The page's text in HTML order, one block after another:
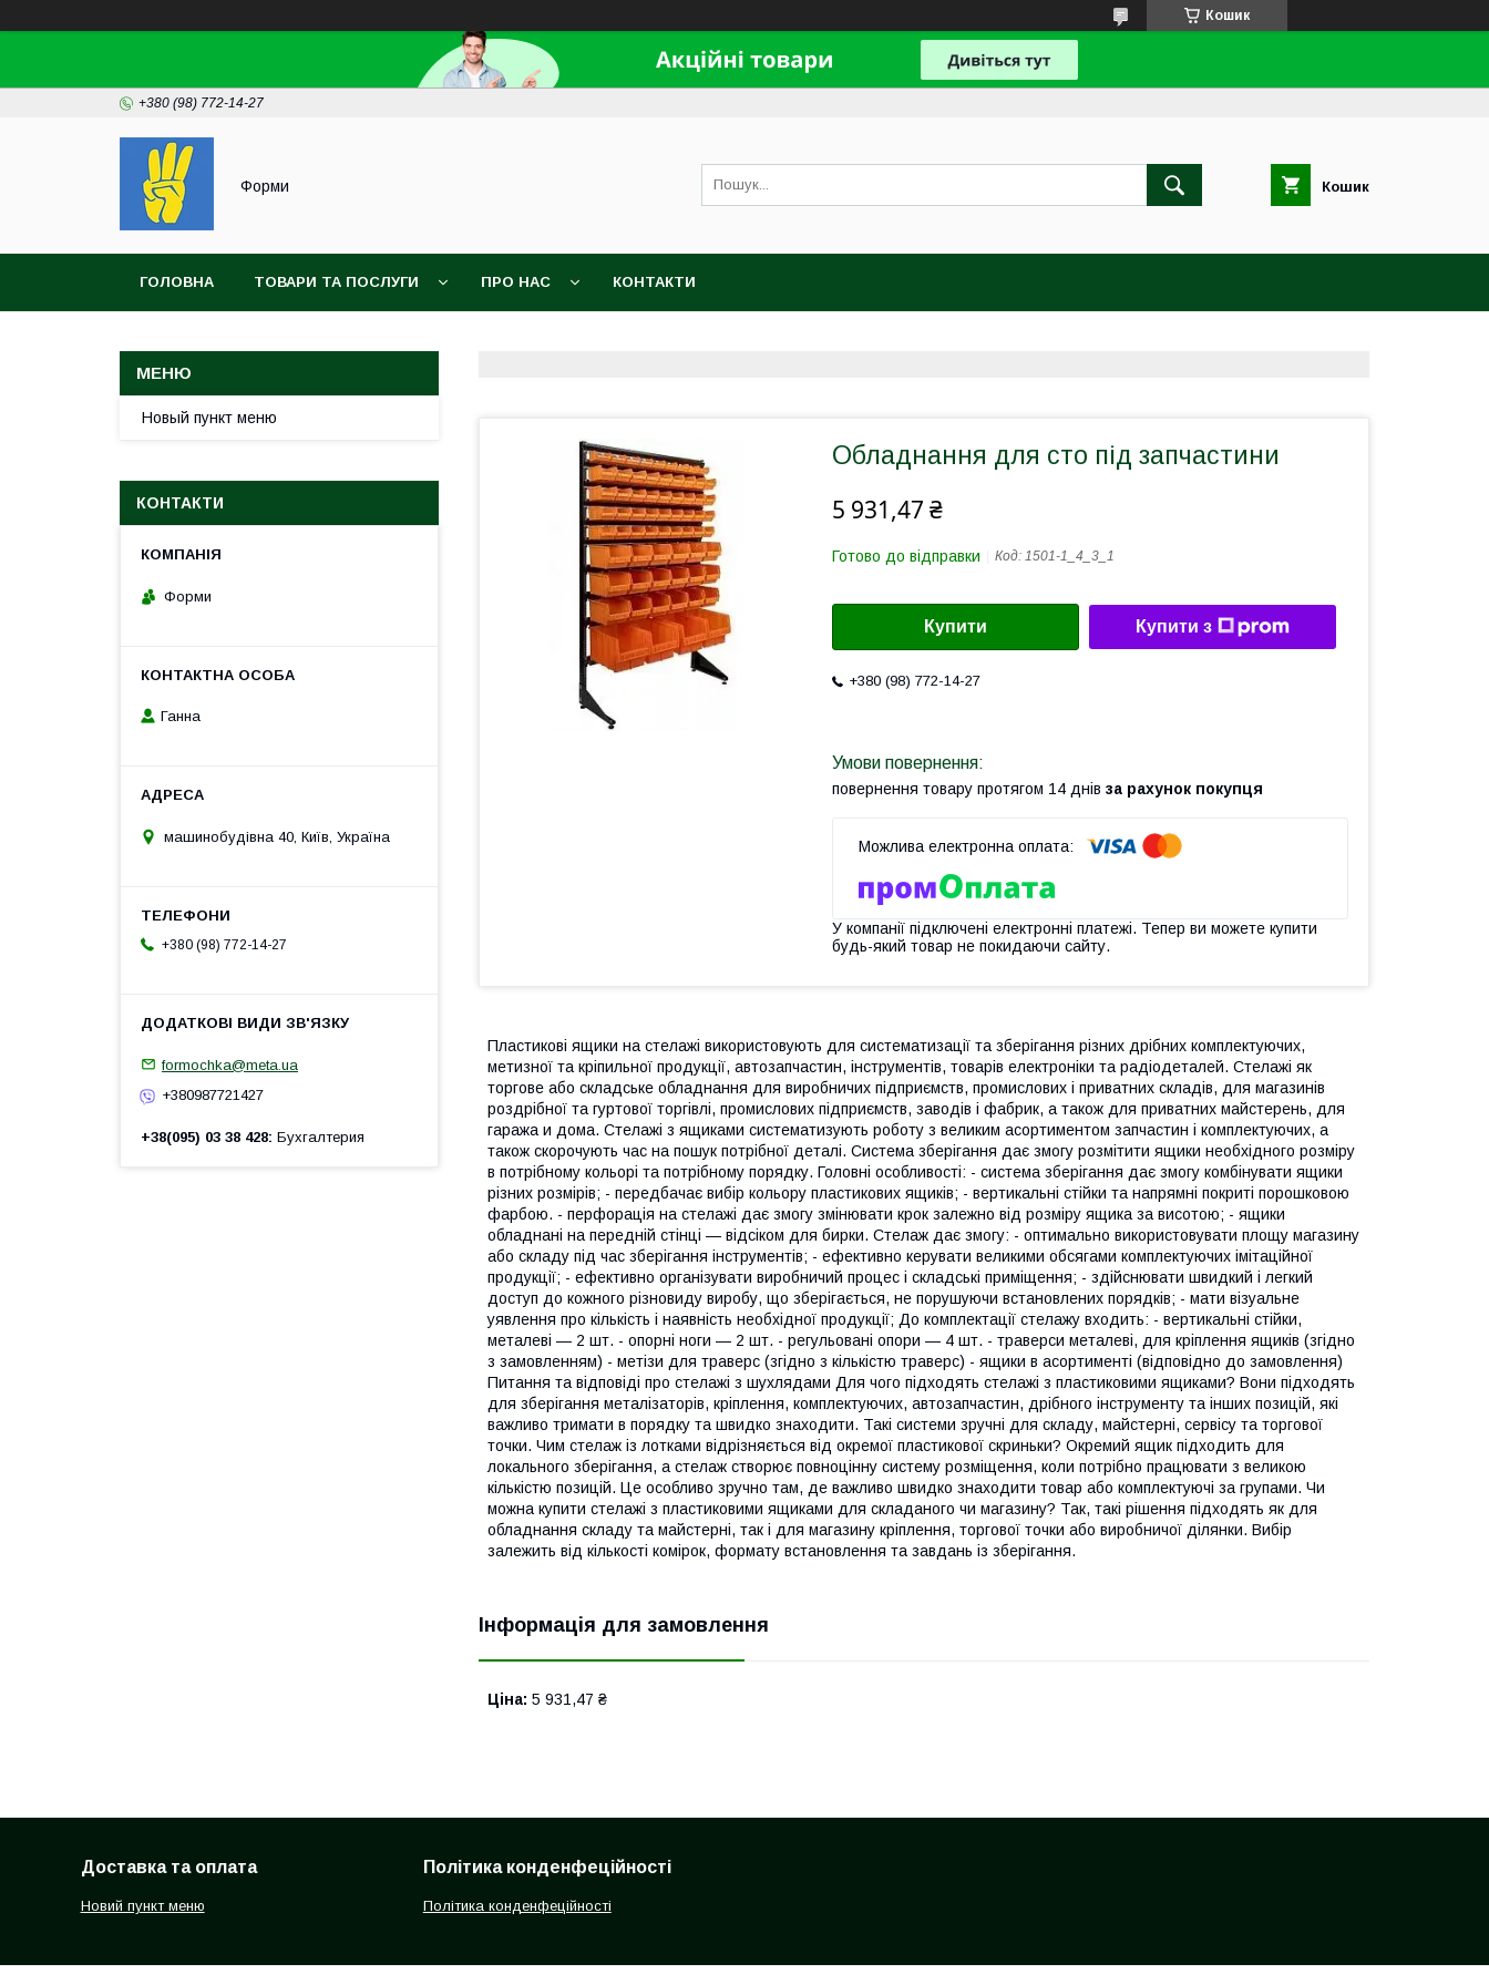
Кошик
+380 (98) 772-14-27
Форми Кошик
ГОЛОВНА ТОВАРИ ТА ПОСЛУГИ ПРО НАС КОНТАКТИ
Обладнання для сто під запчастини
5 931,47 ₴
Готово до відправки Код: 1501-1_4_3_1
Купити Купити з
+380 (98) 772-14-27
повернення товару протягом 14 днів за рахунок покупця
У компанії підключені електронні платежі. Тепер ви можете купити
будь-який товар не покидаючи сайту.
Пластикові ящики на стелажі використовують для систематизації та зберігання різних дрібних комплектуючих,
метизної та кріпильної продукції, автозапчастин, інструментів, товарів електроніки та радіодеталей. Стелажі як
торгове або складське обладнання для виробничих підприємств, промислових і приватних складів, для магазинів
роздрібної та гуртової торгівлі, промислових підприємств, заводів і фабрик, а також для приватних майстерень, для
гаража и дома. Стелажі з ящиками систематизують роботу з великим асортиментом запчастин і комплектуючих, а
також скорочують час на пошук потрібної деталі. Система зберігання дає змогу розмітити ящики необхідного розміру
в потрібному кольорі та потрібному порядку. Головні особливості: - система зберігання дає змогу комбінувати ящики
різних розмірів; - передбачає вибір кольору пластикових ящиків; - вертикальні стійки та напрямні покриті порошковою
фарбою. - перфорація на стелажі дає змогу змінювати крок залежно від розміру ящика за висотою; - ящики
обладнані на передній стінці — відсіком для бирки. Стелаж дає змогу: - оптимально використовувати площу магазину
або складу під час зберігання інструментів; - ефективно керувати великими обсягами комплектуючих імітаційної
продукції; - ефективно організувати виробничий процес і складські приміщення; - здійснювати швидкий і легкий
доступ до кожного різновиду виробу, що зберігається, не порушуючи встановлених порядків; - мати візуальне
уявлення про кількість і наявність необхідної продукції; До комплектації стелажу входить: - вертикальні стійки,
металеві — 2 шт. - опорні ноги — 2 шт. - регульовані опори — 4 шт. - траверси металеві, для кріплення ящиків (згідно
з замовленням) - метізи для траверс (згідно з кількістю траверс) - ящики в асортименті (відповідно до замовлення)
Питання та відповіді про стелажі з шухлядами Для чого підходять стелажі з пластиковими ящиками? Вони підходять
для зберігання металізаторів, кріплення, комплектуючих, автозапчастин, дрібного інструменту та інших позицій, які
важливо тримати в порядку та швидко знаходити. Такі системи зручні для складу, майстерні, сервісу та торгової
точки. Чим стелаж із лотками відрізняється від окремої пластикової скриньки? Окремий ящик підходить для
локального зберігання, а стелаж створює повноцінну систему розміщення, коли потрібно працювати з великою
кількістю позицій. Це особливо зручно там, де важливо швидко знаходити товар або комплектуючі за групами. Чи
можна купити стелажі з пластиковими ящиками для складаного чи магазину? Так, такі рішення підходять як для
обладнання складу та майстерні, так і для магазину кріплення, торгової точки або виробничої ділянки. Вибір
залежить від кількості комірок, формату встановлення та завдань із зберігання.
Інформація для замовлення
Ціна: 5 931,47 ₴
Новый пункт меню
КОНТАКТИ
Форми
Ганна
машинобудівна 40, Київ, Україна
+380 (98) 772-14-27
formochka@meta.ua
+380987721427
+38(095) 03 38 428 Бухгалтерия
Доставка та оплата
Новий пункт меню
Політика конденфеційності
Політика конденфеційності